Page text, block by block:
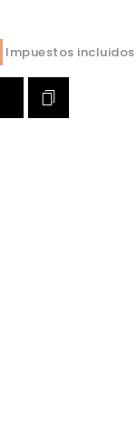
Impuestos incluidos